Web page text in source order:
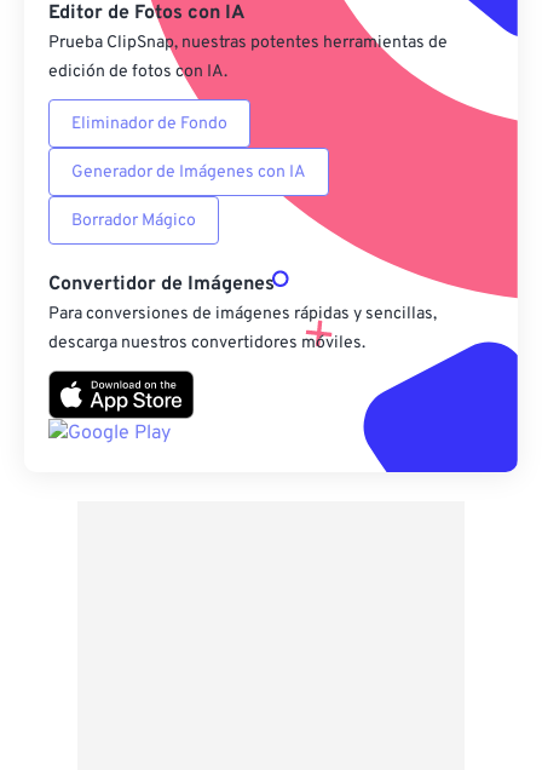
Editor de Fotos con IA
Prueba ClipSnap, nuestras potentes herramientas de
edición de fotos con IA.
Eliminador de Fondo
Generador de Imágenes con IA
Borrador Mágico
Convertidor de Imágenes
Para conversiones de imágenes rápidas y sencillas,
descarga nuestros convertidores móviles.